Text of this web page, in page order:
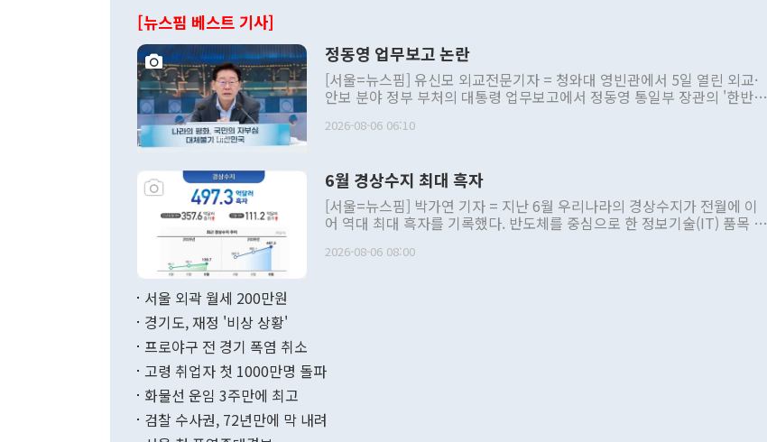
[뉴스핌 베스트 기사]
정동영 업무보고 논란
[서울=뉴스핌] 유신모 외교전문기자 = 청와대 영빈관에서 5일 열린 외교·
안보 분야 정부 부처의 대통령 업무보고에서 정동영 통일부 장관의 '한반도
발언 중에는 정부 내 조율을 거치지 않은 사안을 정책으로 추진하겠다고 공
주의적 희망에 근거한 비현실적 구상'이라는 비판을 내놨다. 그동안 정 장
관의 대북 정책 관련 발언이 물의를 빚은 적은 여러 번 있지만 대통령과 유
관 부처 장관이 공개적으로 부정적 입장을 표명한 것은 이례적이다. 정 장
관의 무리한 대북 접근법과 월권을 제어해야 한다는 목소리도 높아지고 있
다. [정동영 통일부 장관이 지난달 23일 오후 서울 종로구 정부서울청사에
무너졌다고도 했다. 또 "현 시점에서 흘러간 선(先)비핵화만 되뇌는 것은
함께 4자 대화의 동력을 확보하기 위해 최선을 다할 것"이라고 말했다. 하
2026-08-06 06:10
6월 경상수지 최대 흑자
[서울=뉴스핌] 박가연 기자 = 지난 6월 우리나라의 경상수지가 전월에 이
어 역대 최대 흑자를 기록했다. 반도체를 중심으로 한 정보기술(IT) 품목 수
료=한국은행] 한국은행이 6일 발표한 '2026년 6월 국제수지(잠정)'에 따르
며 월간 기준 처음으로 1000억달러를 넘어섰다. 상품수입은 644억8000만
196.9% 급증했고 컴퓨터·주변기기(SSD)는 282.7% 증가했다. IT 품목
수출은 160.4% 늘었으며 비IT 품목도 ▲석유제품(47.5%) ▲화공품
2026-08-06 08:00
서울 외곽 월세 200만원
경기도, 재정 '비상 상황'
프로야구 전 경기 폭염 취소
고령 취업자 첫 1000만명 돌파
화물선 운임 3주만에 최고
검찰 수사권, 72년만에 막 내려